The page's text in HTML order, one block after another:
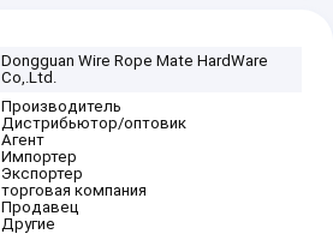
Dongguan Wire Rope Mate HardWare
Co,.Ltd.
Производитель
Дистрибьютор/оптовик
Агент
Импортер
Экспортер
торговая компания
Продавец
Другие